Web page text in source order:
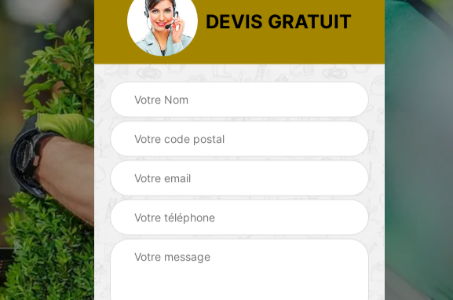
Etetage d'arbre 14
Calvados
Jardinier 14
Calvados
Paysagiste 14
DEVIS GRATUIT